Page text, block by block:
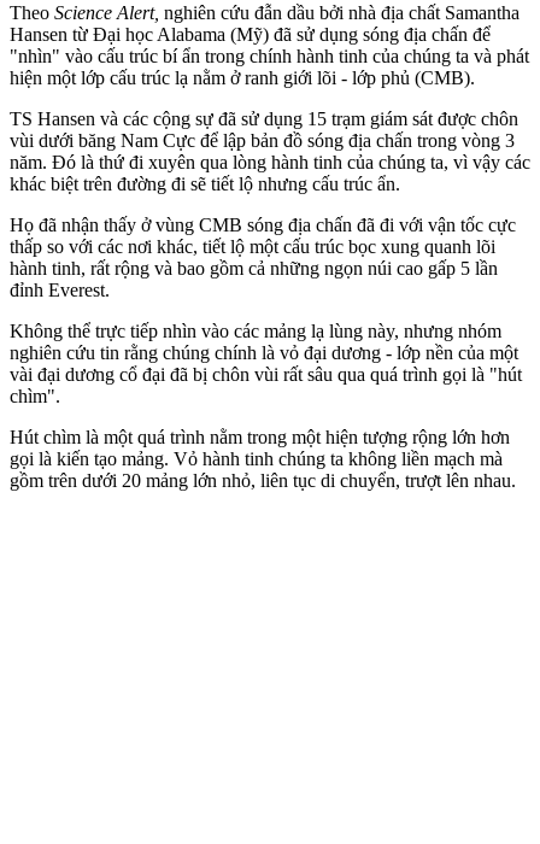
Theo Science Alert, nghiên cứu đẫn dầu bởi nhà địa chất Samantha
Hansen từ Đại học Alabama (Mỹ) đã sử dụng sóng địa chấn để
"nhìn" vào cấu trúc bí ẩn trong chính hành tinh của chúng ta và phát
hiện một lớp cấu trúc lạ nằm ở ranh giới lõi - lớp phủ (CMB).
TS Hansen và các cộng sự đã sử dụng 15 trạm giám sát được chôn
vùi dưới băng Nam Cực để lập bản đồ sóng địa chấn trong vòng 3
năm. Đó là thứ đi xuyên qua lòng hành tinh của chúng ta, vì vậy các
khác biệt trên đường đi sẽ tiết lộ nhưng cấu trúc ẩn.
Họ đã nhận thấy ở vùng CMB sóng địa chấn đã đi với vận tốc cực
thấp so với các nơi khác, tiết lộ một cấu trúc bọc xung quanh lõi
hành tinh, rất rộng và bao gồm cả những ngọn núi cao gấp 5 lần
đỉnh Everest.
Không thể trực tiếp nhìn vào các mảng lạ lùng này, nhưng nhóm
nghiên cứu tin rằng chúng chính là vỏ đại dương - lớp nền của một
vài đại dương cổ đại đã bị chôn vùi rất sâu qua quá trình gọi là "hút
chìm".
Hút chìm là một quá trình nằm trong một hiện tượng rộng lớn hơn
gọi là kiến tạo mảng. Vỏ hành tinh chúng ta không liền mạch mà
gồm trên dưới 20 mảng lớn nhỏ, liên tục di chuyển, trượt lên nhau.